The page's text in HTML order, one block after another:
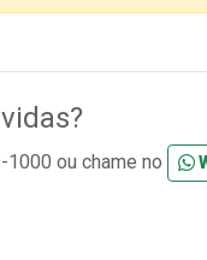
ou chame no